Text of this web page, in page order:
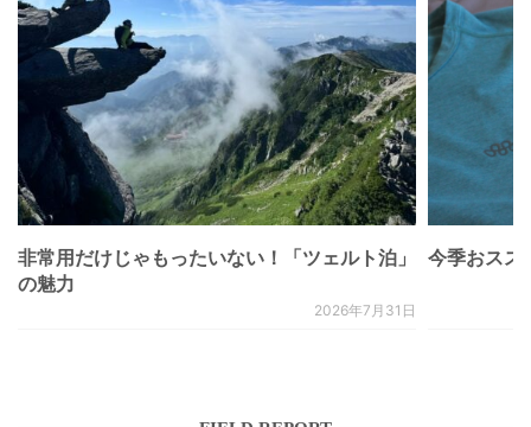
非常用だけじゃもったいない！「ツェルト泊」
の魅力
2026年7月31日
今季おスス